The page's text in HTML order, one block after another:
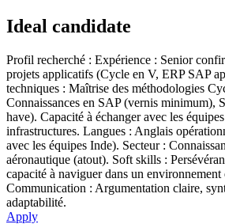
Ideal candidate
Profil recherché : Expérience : Senior
projets applicatifs (Cycle en V, ERP SAP
techniques : Maîtrise des méthodologies
Connaissances en SAP (vernis minimum),
have). Capacité à échanger avec les
infrastructures. Langues : Anglais
avec les équipes Inde). Secteur :
aéronautique (atout). Soft skills :
capacité à naviguer dans un
Communication : Argumentation claire,
adaptabilité.
Apply